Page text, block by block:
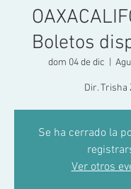
Boletos
dom 04 de dic
Dir. Trisha
Se ha cerrado la
Ver otros